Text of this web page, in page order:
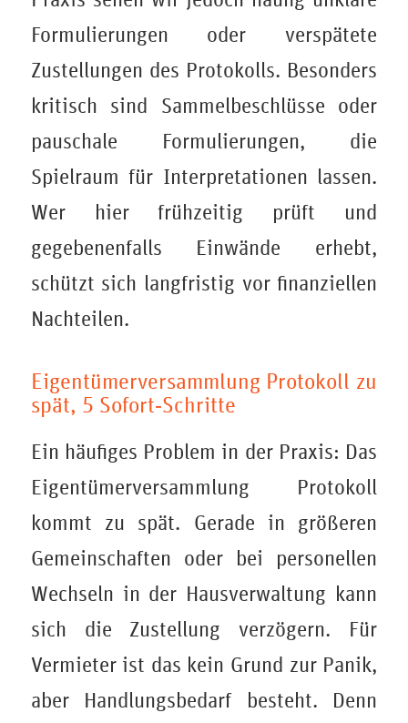
Formulierungen oder verspätete
Zustellungen des Protokolls. Besonders
kritisch sind Sammelbeschlüsse oder
pauschale Formulierungen, die
Spielraum für Interpretationen lassen.
Wer hier frühzeitig prüft und
gegebenenfalls Einwände erhebt,
schützt sich langfristig vor finanziellen
Nachteilen.
Eigentümerversammlung Protokoll zu
spät, 5 Sofort‑Schritte
Ein häufiges Problem in der Praxis: Das
Eigentümerversammlung Protokoll
kommt zu spät. Gerade in größeren
Gemeinschaften oder bei personellen
Wechseln in der Hausverwaltung kann
sich die Zustellung verzögern. Für
Vermieter ist das kein Grund zur Panik,
aber Handlungsbedarf besteht. Denn